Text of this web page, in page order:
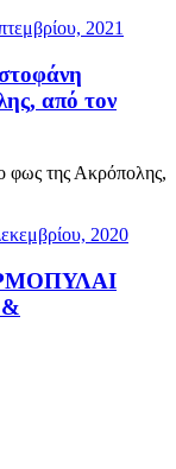
2021
από τον
φως της Ακρόπολης,
2020